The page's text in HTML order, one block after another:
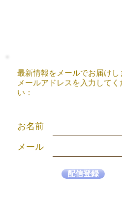
最新情報をメールでお届けし
メールアドレスを入力してく
い：
お名前
メール
配信登録